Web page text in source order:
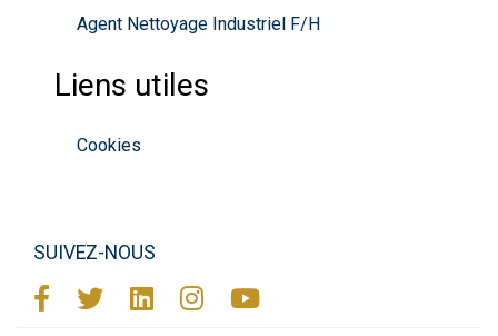
Agent Nettoyage Industriel F/H
Liens utiles
Cookies
SUIVEZ-NOUS